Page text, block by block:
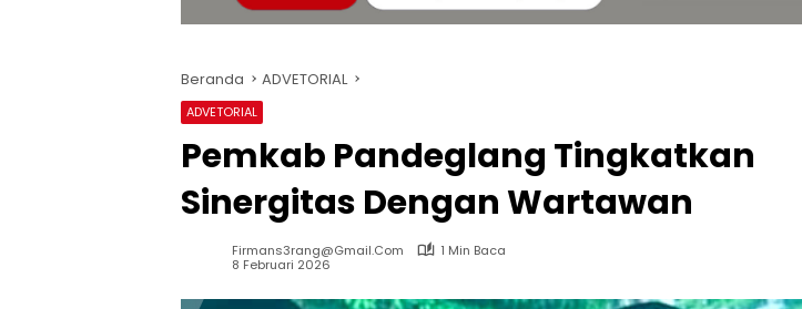
Beranda ADVETORIAL
ADVETORIAL
Pemkab Pandeglang Tingkatkan
Sinergitas Dengan Wartawan
Firmans3rang@gmail.com
1 Min Baca
8 Februari 2026